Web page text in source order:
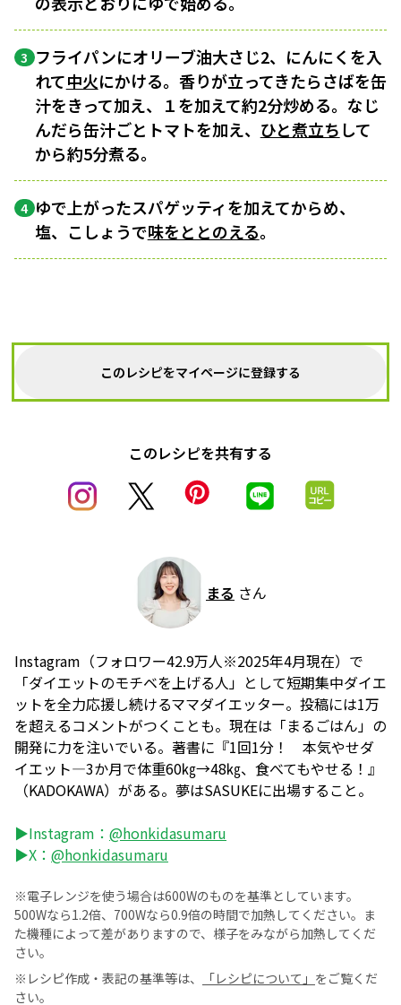
3 フライパンにオリーブ油大さじ2、にんにくを入
れて中火にかける。香りが立ってきたらさばを缶
汁をきって加え、１を加えて約2分炒める。なじ
んだら缶汁ごとトマトを加え、 ひと煮立ち して
から約5分煮る。
4 ゆで上がったスパゲッティを加えてからめ、
塩、こしょうで味をととのえる。
このレシピをマイページに登録する
このレシピを共有する
まる さん
Instagram（フォロワー42.9万人※2025年4月現在）で
「ダイエットのモチベを上げる人」として短期集中ダイエ
ットを全力応援し続けるママダイエッター。投稿には1万
を超えるコメントがつくことも。現在は「まるごはん」の
開発に力を注いでいる。著書に『1回1分！ 本気やせダ
イエット―3か月で体重60㎏→48㎏、食べてもやせる！』
（KADOKAWA）がある。夢はSASUKEに出場すること。
▶Instagram： @honkidasumaru
▶X： @honkidasumaru
※電子レンジを使う場合は600Wのものを基準としています。
500Wなら1.2倍、700Wなら0.9倍の時間で加熱してください。ま
た機種によって差がありますので、様子をみながら加熱してくだ
さい。
※レシピ作成・表記の基準等は、
「レシピについて」 をご覧くだ
さい。